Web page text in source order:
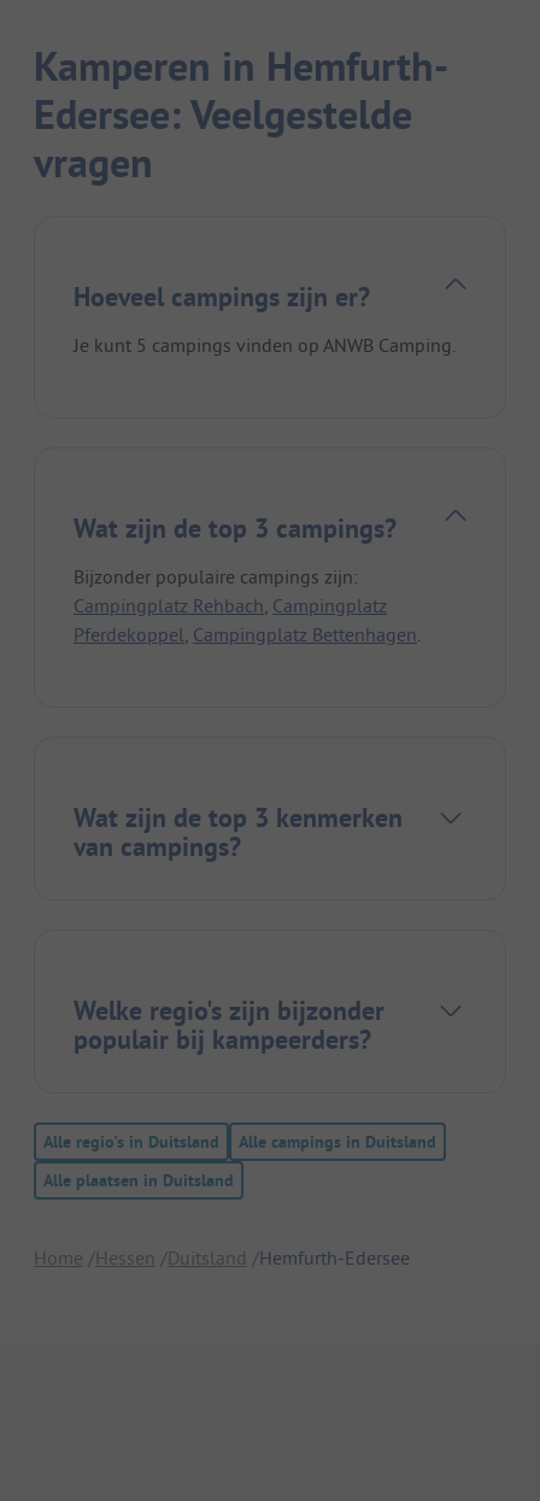
Kamperen in Hemfurth-
Edersee: Veelgestelde
vragen
Hoeveel campings zijn er?
Je kunt 5 campings vinden op ANWB Camping.
Wat zijn de top 3 campings?
Bijzonder populaire campings zijn:
Campingplatz Rehbach, Campingplatz
Pferdekoppel, Campingplatz Bettenhagen.
Wat zijn de top 3 kenmerken
van campings?
Welke regio's zijn bijzonder
populair bij kampeerders?
Alle regio's in Duitsland
Alle campings in Duitsland
Alle plaatsen in Duitsland
Home Hessen Duitsland Hemfurth-Edersee